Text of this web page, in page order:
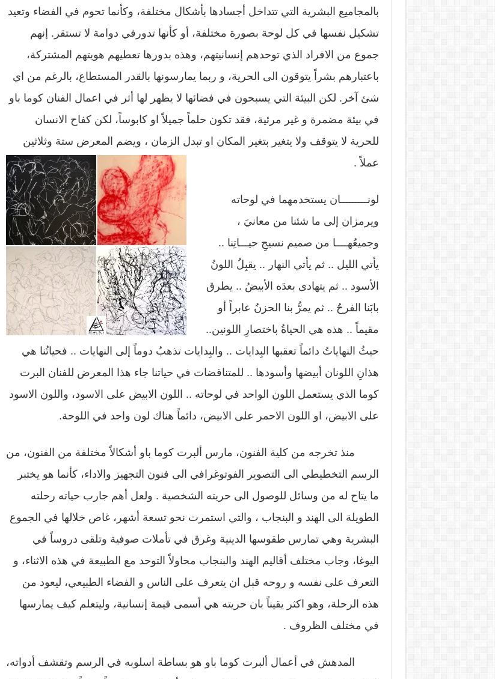
بالمجاميع البشرية التي تتداخل أجسادها بأشكال مختلفة، وكأنما تحوم في الفضاء وتعيد
تشكيل نفسها في كل لوحة بصورة مختلفة، أو كأنها تدورفي دوامة لا تستقر. إنهم
جموع من الافراد الذي توحدهم إنسانيتهم، وهذه بدورها تعطيهم هويتهم المشتركة،
باعتبارهم بشراً يتوقون الى الحرية، و ربما يمارسونها بالقدر المستطاع، بالرغم من اي
شئ آخر. لكن البيئة التي يسبحون في فضائها لا يظهر لها أثر في اعمال الفنان كوما باو
في بيئة مضمرة و غير مرئية، فقد تكون حلماً جميلاً او كابوساً، لكن كفاح الانسان
للحرية لا يتوقف ولا يتغير بتغير المكان او تبدل الزمان ، ويضم المعرض ستة وثلاثين
عملاً .
لونـــــــــان يستخدمهما في لوحاته
ويرمزان إلى ما شئنا من معانيَ ،
وجميعُهــــا من صميم نسيجِ حيـــاتِنا ..
يأتي الليل .. ثم يأتي النهار .. يقبِلُ اللونُ
الأسود .. ثم يتهادى بعدَه الأبيضُ .. يطرق
بابَنا الفرحُ .. ثم يمرُّ بنا الحزنُ عابراً أو
مقيماً .. هذه هي الحياةُ باختصارِ اللونين..
حيثُ النهاياتُ دائماً تعقبها البِدايات .. والبِدايات تذهبُ دوماً إلى النهايات .. فحياتُنا هي
هذانِ اللونان أبيضها وأسودها .. للمتناقضات في حياتنا جاء هذا المعرض للفنان البرت
كوما الذي يستعمل اللون الواحد في لوحاته .. اللون الابيض على الاسود، واللون الاسود
على الابيض، او اللون الاحمر على الابيض، دائماً هناك لون واحد في اللوحة.
منذ تخرجه من كلية الفنون، مارس ألبرت كوما باو أشكالاً مختلفة من الفنون، من
الرسم التخطيطي الى التصوير الفوتوغرافي الى فنون التجهيز والاداء، كأنما هو يختبر
ما يتاح له من وسائل للوصول الى حريته الشخصية . ولعل أهم جارب حياته رحلته
الطويلة الى الهند و البنجاب ، والتي استمرت نحو تسعة أشهر، غاص خلالها في الجموع
البشرية وهي تمارس طقوسها الدينية وغرق في تأملات صوفية وتلقى دروساً في
اليوغا، وجاب مختلف أقاليم الهند والبنجاب محاولاً التوحد مع الطبيعة في هذه الاثناء، و
التعرف على نفسه و روحه قبل ان يتعرف على الناس و الفضاء الطبيعي، ليعود من
هذه الرحلة، وهو اكثر يقيناً بان حريته هي أسمى قيمة إنسانية، وليتعلم كيف يمارسها
في مختلف الظروف .
المدهش في أعمال ألبرت كوما باو هو بساطة اسلوبه في الرسم وتقشف أدواته،